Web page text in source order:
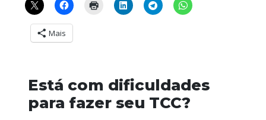
Mais
Está com dificuldades
para fazer seu TCC?